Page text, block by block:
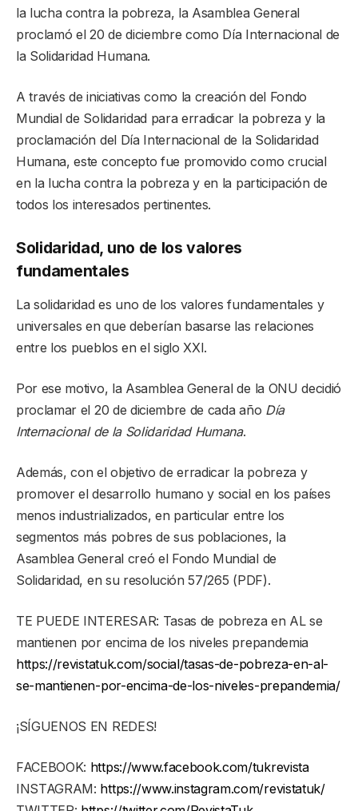
la lucha contra la pobreza, la Asamblea General
proclamó el 20 de diciembre como Día Internacional de
la Solidaridad Humana.
A través de iniciativas como la creación del Fondo
Mundial de Solidaridad para erradicar la pobreza y la
proclamación del Día Internacional de la Solidaridad
Humana, este concepto fue promovido como crucial
en la lucha contra la pobreza y en la participación de
todos los interesados pertinentes.
Solidaridad, uno de los valores
fundamentales
La solidaridad es uno de los valores fundamentales y
universales en que deberían basarse las relaciones
entre los pueblos en el siglo XXI.
Por ese motivo, la Asamblea General de la ONU decidió
proclamar el 20 de diciembre de cada año Día
Internacional de la Solidaridad Humana.
Además, con el objetivo de erradicar la pobreza y
promover el desarrollo humano y social en los países
menos industrializados, en particular entre los
segmentos más pobres de sus poblaciones, la
Asamblea General creó el Fondo Mundial de
Solidaridad, en su resolución 57/265 (PDF).
TE PUEDE INTERESAR: Tasas de pobreza en AL se
mantienen por encima de los niveles prepandemia
https://revistatuk.com/social/tasas-de-pobreza-en-al-
se-mantienen-por-encima-de-los-niveles-prepandemia/
¡SÍGUENOS EN REDES!
FACEBOOK: https://www.facebook.com/tukrevista
INSTAGRAM: https://www.instagram.com/revistatuk/